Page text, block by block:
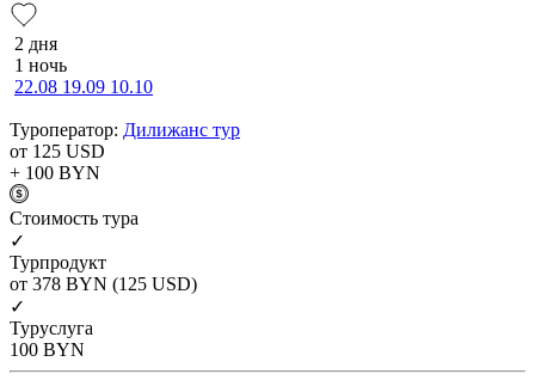
2 дня
1 ночь
22.08 19.09 10.10
Туроператор: Дилижанс тур
от 125 USD
+ 100 BYN
Cтоимость тура
✓
Турпродукт
от 378 BYN (125 USD)
✓
Туруслуга
100 BYN